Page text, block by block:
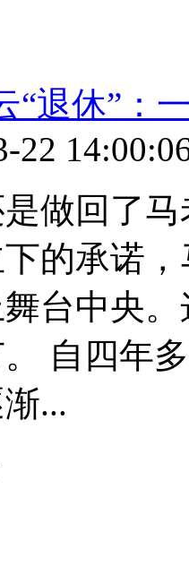
“退休”：
22
做回了
的承诺
台中央
自四年
...